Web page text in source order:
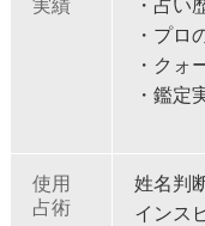
実績
・占い
・プロ
・クォ
・鑑定
使用
占術
姓名
イン